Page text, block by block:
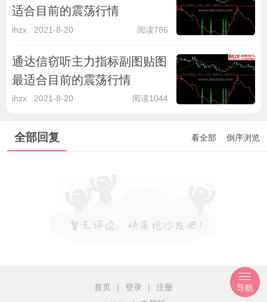
适合目前的震荡行情
ihzx 2021-8-20 阅读786
通达信窃听主力指标副图贴图
最适合目前的震荡行情
ihzx 2021-8-20 阅读1044
全部回复 看全部 倒序浏览
首页 | 登录 |
注册
导航